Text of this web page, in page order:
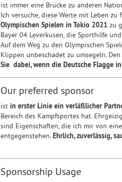
ist immer eine Brücke zu anderen
Ich versuche, diese Werte mit Leben
Olympischen Spielen in Tokio 2021 zu
Bayer 04 Leverkusen, die Sporthilfe
Auf dem Weg zu den Olympischen
Klippen unbeschadet zu umsegeln.
Sie dabei, wenn die Deutsche Flagge
Our preferred sponsor
ist in erster Linie ein verläßlicher
Bereich des Kampfsportes hat.
sind Eigenschaften, die ich mir von
entgegenstehen.Ehrlich, zuverlässig,
Sponsorship Usage